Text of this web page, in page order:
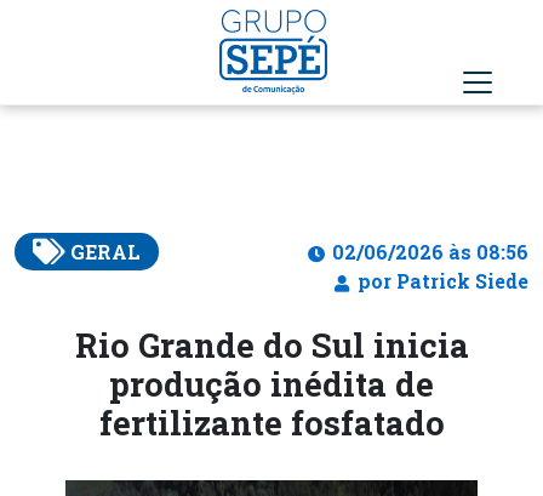
GERAL
02/06/2026 às 08:56
por Patrick Siede
Rio Grande do Sul inicia
produção inédita de
fertilizante fosfatado